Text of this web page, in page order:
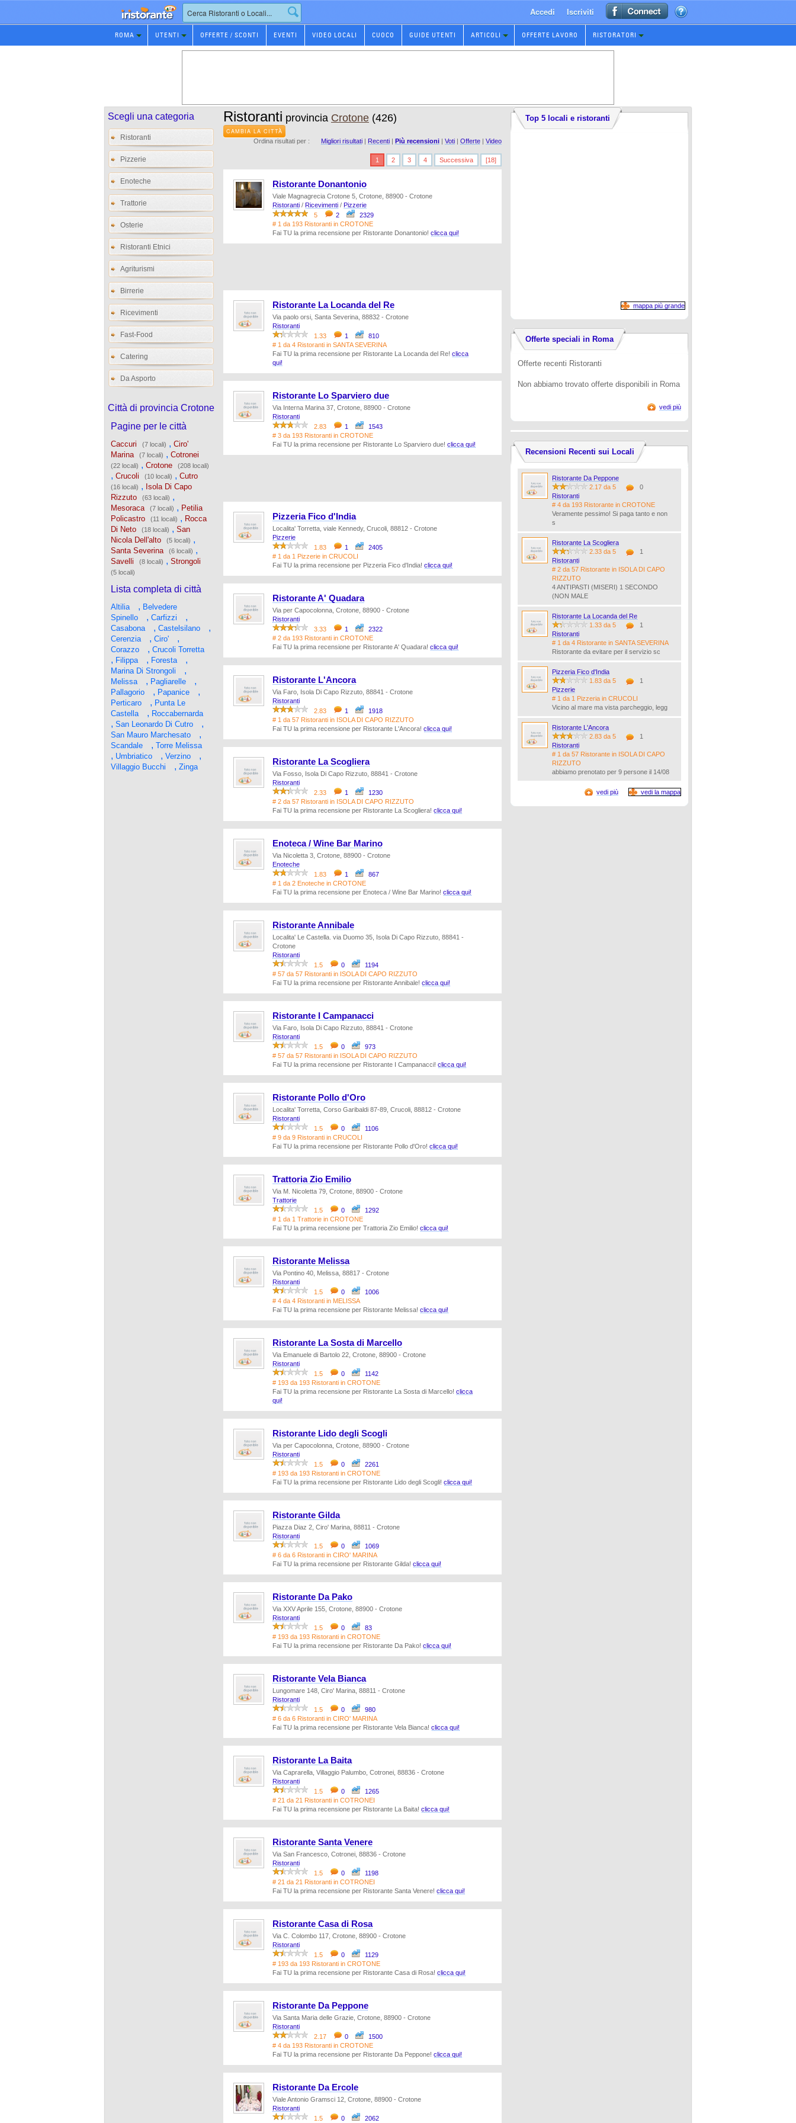
Prenotazione
Ristorante
Accedi Iscriviti
ROMA UTENTI OFFERTE / SCONTI EVENTI VIDEO LOCALI CUOCO GUIDE UTENTI ARTICOLI OFFERTE LAVORO RISTORATORI
Scegli una categoria
Ristoranti
Pizzerie
Enoteche
Trattorie
Osterie
Ristoranti Etnici
Agriturismi
Birrerie
Ricevimenti
Fast-Food
Catering
Da Asporto
Città di provincia Crotone
Pagine per le città
Caccuri (7 locali) , Ciro'
Marina
(7 locali) , Cotronei
(22 locali) , Crotone (208 locali)
, Crucoli (10 locali) , Cutro
(16 locali) , Isola Di Capo
Rizzuto
(63 locali) ,
Mesoraca (7 locali) , Petilia
Policastro
(11 locali) , Rocca
Di Neto
(18 locali) , San
Nicola Dell'alto
(5 locali) ,
Santa Severina (6 locali) ,
Savelli (8 locali) , Strongoli
(5 locali)
Lista completa di città
Altilia , Belvedere
Spinello
, Carfizzi ,
Casabona , Castelsilano ,
Cerenzia , Ciro' ,
Corazzo , Crucoli Torretta
, Filippa , Foresta ,
Marina Di Strongoli ,
Melissa , Pagliarelle ,
Pallagorio , Papanice ,
Perticaro , Punta Le
Castella
, Roccabernarda
, San Leonardo Di Cutro ,
San Mauro Marchesato ,
Scandale , Torre Melissa
, Umbriatico , Verzino ,
Villaggio Bucchi , Zinga
Ristoranti provincia Crotone (426)
CAMBIA LA CITTÀ
Ordina risultati per : Migliori risultati | Recenti | Più recensioni | Voti | Offerte | Video
1 2 3 4 Successiva [18]
Ristorante Donantonio
Viale Magnagrecia Crotone 5, Crotone, 88900 - Crotone
Ristoranti / Ricevimenti / Pizzerie
5
2
2329
# 1 da 193 Ristoranti in CROTONE
Fai TU la prima recensione per Ristorante Donantonio! clicca qui!
Ristorante La Locanda del Re
Via paolo orsi, Santa Severina, 88832 - Crotone
Ristoranti
1.33
1
810
# 1 da 4 Ristoranti in SANTA SEVERINA
Fai TU la prima recensione per Ristorante La Locanda del Re! clicca
qui!
Ristorante Lo Sparviero due
Via Interna Marina 37, Crotone, 88900 - Crotone
Ristoranti
2.83
1
1543
# 3 da 193 Ristoranti in CROTONE
Fai TU la prima recensione per Ristorante Lo Sparviero due! clicca qui!
Pizzeria Fico d'India
Localita' Torretta, viale Kennedy, Crucoli, 88812 - Crotone
Pizzerie
1.83
1
2405
# 1 da 1 Pizzerie in CRUCOLI
Fai TU la prima recensione per Pizzeria Fico d'India! clicca qui!
Ristorante A' Quadara
Via per Capocolonna, Crotone, 88900 - Crotone
Ristoranti
3.33
1
2322
# 2 da 193 Ristoranti in CROTONE
Fai TU la prima recensione per Ristorante A' Quadara! clicca qui!
Ristorante L'Ancora
Via Faro, Isola Di Capo Rizzuto, 88841 - Crotone
Ristoranti
2.83
1
1918
# 1 da 57 Ristoranti in ISOLA DI CAPO RIZZUTO
Fai TU la prima recensione per Ristorante L'Ancora! clicca qui!
Ristorante La Scogliera
Via Fosso, Isola Di Capo Rizzuto, 88841 - Crotone
Ristoranti
2.33
1
1230
# 2 da 57 Ristoranti in ISOLA DI CAPO RIZZUTO
Fai TU la prima recensione per Ristorante La Scogliera! clicca qui!
Enoteca / Wine Bar Marino
Via Nicoletta 3, Crotone, 88900 - Crotone
Enoteche
1.83
1
867
# 1 da 2 Enoteche in CROTONE
Fai TU la prima recensione per Enoteca / Wine Bar Marino! clicca qui!
Ristorante Annibale
Localita' Le Castella. via Duomo 35, Isola Di Capo Rizzuto, 88841 -
Crotone
Ristoranti
1.5
0
1194
# 57 da 57 Ristoranti in ISOLA DI CAPO RIZZUTO
Fai TU la prima recensione per Ristorante Annibale! clicca qui!
Ristorante I Campanacci
Via Faro, Isola Di Capo Rizzuto, 88841 - Crotone
Ristoranti
1.5
0
973
# 57 da 57 Ristoranti in ISOLA DI CAPO RIZZUTO
Fai TU la prima recensione per Ristorante I Campanacci! clicca qui!
Ristorante Pollo d'Oro
Localita' Torretta, Corso Garibaldi 87-89, Crucoli, 88812 - Crotone
Ristoranti
1.5
0
1106
# 9 da 9 Ristoranti in CRUCOLI
Fai TU la prima recensione per Ristorante Pollo d'Oro! clicca qui!
Trattoria Zio Emilio
Via M. Nicoletta 79, Crotone, 88900 - Crotone
Trattorie
1.5
0
1292
# 1 da 1 Trattorie in CROTONE
Fai TU la prima recensione per Trattoria Zio Emilio! clicca qui!
Ristorante Melissa
Via Pontino 40, Melissa, 88817 - Crotone
Ristoranti
1.5
0
1006
# 4 da 4 Ristoranti in MELISSA
Fai TU la prima recensione per Ristorante Melissa! clicca qui!
Ristorante La Sosta di Marcello
Via Emanuele di Bartolo 22, Crotone, 88900 - Crotone
Ristoranti
1.5
0
1142
# 193 da 193 Ristoranti in CROTONE
Fai TU la prima recensione per Ristorante La Sosta di Marcello! clicca
qui!
Ristorante Lido degli Scogli
Via per Capocolonna, Crotone, 88900 - Crotone
Ristoranti
1.5
0
2261
# 193 da 193 Ristoranti in CROTONE
Fai TU la prima recensione per Ristorante Lido degli Scogli! clicca qui!
Ristorante Gilda
Piazza Diaz 2, Ciro' Marina, 88811 - Crotone
Ristoranti
1.5
0
1069
# 6 da 6 Ristoranti in CIRO' MARINA
Fai TU la prima recensione per Ristorante Gilda! clicca qui!
Ristorante Da Pako
Via XXV Aprile 155, Crotone, 88900 - Crotone
Ristoranti
1.5
0
83
# 193 da 193 Ristoranti in CROTONE
Fai TU la prima recensione per Ristorante Da Pako! clicca qui!
Ristorante Vela Bianca
Lungomare 148, Ciro' Marina, 88811 - Crotone
Ristoranti
1.5
0
980
# 6 da 6 Ristoranti in CIRO' MARINA
Fai TU la prima recensione per Ristorante Vela Bianca! clicca qui!
Ristorante La Baita
Via Caprarella, Villaggio Palumbo, Cotronei, 88836 - Crotone
Ristoranti
1.5
0
1265
# 21 da 21 Ristoranti in COTRONEI
Fai TU la prima recensione per Ristorante La Baita! clicca qui!
Ristorante Santa Venere
Via San Francesco, Cotronei, 88836 - Crotone
Ristoranti
1.5
0
1198
# 21 da 21 Ristoranti in COTRONEI
Fai TU la prima recensione per Ristorante Santa Venere! clicca qui!
Ristorante Casa di Rosa
Via C. Colombo 117, Crotone, 88900 - Crotone
Ristoranti
1.5
0
1129
# 193 da 193 Ristoranti in CROTONE
Fai TU la prima recensione per Ristorante Casa di Rosa! clicca qui!
Ristorante Da Peppone
Via Santa Maria delle Grazie, Crotone, 88900 - Crotone
Ristoranti
2.17
0
1500
# 4 da 193 Ristoranti in CROTONE
Fai TU la prima recensione per Ristorante Da Peppone! clicca qui!
Ristorante Da Ercole
Viale Antonio Gramsci 12, Crotone, 88900 - Crotone
Ristoranti
1.5
0 2062
Top 5 locali e ristoranti
mappa più grande
Offerte speciali in Roma
Offerte recenti Ristoranti
Non abbiamo trovato offerte disponibili in Roma
vedi più
Recensioni Recenti sui Locali
Ristorante Da Peppone
2.17 da 5
0
Ristoranti
# 4 da 193 Ristorante in CROTONE
Veramente pessimo! Si paga tanto e non
s
Ristorante La Scogliera
2.33 da 5
1
Ristoranti
# 2 da 57 Ristorante in ISOLA DI CAPO
RIZZUTO
4 ANTIPASTI (MISERI) 1 SECONDO
(NON MALE
Ristorante La Locanda del Re
1.33 da 5
1
Ristoranti
# 1 da 4 Ristorante in SANTA SEVERINA
Ristorante da evitare per il servizio sc
Pizzeria Fico d'India
1.83 da 5
1
Pizzerie
# 1 da 1 Pizzeria in CRUCOLI
Vicino al mare ma vista parcheggio, legg
Ristorante L'Ancora
2.83 da 5
1
Ristoranti
# 1 da 57 Ristorante in ISOLA DI CAPO
RIZZUTO
abbiamo prenotato per 9 persone il 14/08
vedi più vedi la mappa